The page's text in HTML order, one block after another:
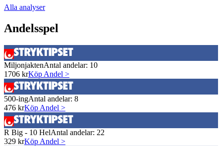
Alla analyser
Andelsspel
MiljonjaktenAntal andelar: 10
1706 krKöp Andel >
500-ingAntal andelar: 8
476 krKöp Andel >
R Big - 10 HelAntal andelar: 22
329 krKöp Andel >